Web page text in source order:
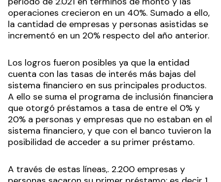
operaciones crecieron en un 40%. Sumado a ello,
la cantidad de empresas y personas asistidas se
incrementó en un 20% respecto del año anterior.
Los logros fueron posibles ya que la entidad
cuenta con las tasas de interés más bajas del
sistema financiero en sus principales productos.
A ello se suma el programa de inclusión financiera
que otorgó préstamos a tasa de entre el 0% y
20% a personas y empresas que no estaban en el
sistema financiero, y que con el banco tuvieron la
posibilidad de acceder a su primer préstamo.
A través de estas líneas,. 2.200 empresas y